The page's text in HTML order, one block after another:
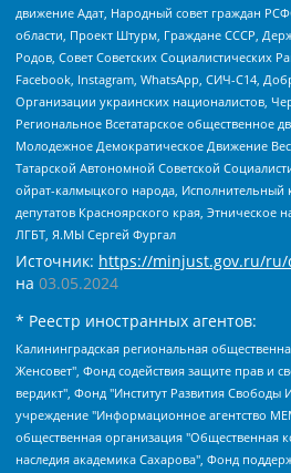
движение Адат, Народный совет граждан
области, Проект Штурм, Граждане СССР,
Родов, Совет Советских Социалистических
Facebook, Instagram, WhatsApp, СИЧ-С14,
Организации украинских националистов,
Региональное Всетатарское общественное
Молодежное Демократическое Движение
Татарской Автономной Советской
ойрат-калмыцкого народа, Исполнительный
депутатов Красноярского края, Этническое
ЛГБТ, Я.МЫ Сергей Фургал
Источник: https://minjust.gov.ru/ru/
на 03.05.2024
* Реестр иностранных агентов:
Калининградская региональная общественная организация "Экозащита!-Женсовет", Фонд содействия защите прав и свобод граждан "Общественный вердикт", Фонд "Институт Развития Свободы Информации", Частное учреждение "Информационное агентство МЕМО. РУ", Региональная общественная организация "Общественная комиссия по сохранению наследия академика Сахарова", Фонд поддержки свободы прессы, Санкт-Петербургская общественная правозащитная организация "Гражданский контроль", Межрегиональная общественная организация "Информационно-просветительский центр "Мемориал", Региональный Фонд "Центр Защиты Прав Средств Массовой Информации", с 05.12.2023 Фонд "Центр Защиты Прав Средств массовой информации", Региональная общественная благотворительная организация помощи беженцам и мигрантам "Гражданское содействие", Негосударственное образовательное учреждение дополнительного профессионального образования (повышение квалификации) специалистов "АКАДЕМИЯ ПО ПРАВАМ ЧЕЛОВЕКА", Свердловская региональная общественная организация "Сутяжник", Автономная некоммерческая организация "Центр независимых социологических исследований", Союз общественных объединений "Российский исследовательский центр по правам человека", Региональное общественное учреждение научно-информационный центр "МЕМОРИАЛ", Некоммерческая организация "Фонд защиты гласности", Автономная некоммерческая организация "Институт прав человека", Городская общественная организация "Екатеринбургское общество "МЕМОРИАЛ", Городская общественная организация "Рязанское историко-просветительское и правозащитное общество "Мемориал" (Рязанский Мемориал), Челябинский региональный орган общественной самодеятельности – женское общественное объединение "Женщины Евразии", Челябинский региональный орган общественной самодеятельности "Уральская правозащитная группа", Фонд содействия защите здоровья и социальной справедливости имени Андрея Рылькова, Автономная Некоммерческая Организация "Аналитический Центр Юрия Левады", Автономная некоммерческая организация социальной поддержки населения "Проект Апрель", Региональная общественная организация помощи женщинам и детям, находящимся в кризисной ситуации "Информационно-методический центр "Анна", Фонд содействия развитию массовых коммуникаций и правовому просвещению "Так-так-Так", Фонд содействия устойчивому развитию "Серебряная тайга", Свердловский региональный общественный фонд социальных проектов "Новое время", "Idel.Реалии", Кавказ.Реалии, Крым.Реалии, Телеканал Настоящее Время, Татаро-башкирская служба Радио Свобода (Azatliq Radiosi), Радио Свободная Европа/Радио Свобода (PCE/PC), "Сибирь.Реалии", "Фактограф", Благотворительный фонд помощи осужденным и их семьям, Автономная некоммерческая организация "Институт глобализации и социальных движений", Фонд "В защиту прав заключенных", Частное учреждение "Центр поддержки и содействия развитию средств массовой информации", Пензенский региональный общественный благотворительный фонд "Гражданский союз", "Север.Реалии", Некоммерческая организация Фонд "Правовая инициатива", Общество с ограниченной ответственностью "Радио Свободная Европа/Радио Свобода", Чешское информационное агентство "MEDIUM-ORIENT", Красноярская региональная общественная организация "Мы против СПИДа", Камалягин Денис Николаевич, Маркелов Сергей Евгеньевич, Пономарев Лев Александрович, Савицкая Людмила Алексеевна, Автономная некоммерческая организация "Центр по работе с проблемой насилия "НАСИЛИЮ.НЕТ", Межрегиональный профессиональный союз работников здравоохранения "Альянс врачей", Юридическое лицо, зарегистрированное в Латвийской Республике, SIA "Medusa Project" (регистрационный номер 40103797863, дата регистрации 10.06.2014), Некоммерческая организация "Фонд по борьбе с коррупцией", Автономная некоммерческая организация "Институт права и публичной политики", Баданин Роман Сергеевич, Гликин Максим Александрович, Железнова Мария Михайловна, Лукьянова Юлия Сергеевна, Маетная Елизавета Витальевна, Маняхин Петр Борисович, Чуракова Ольга Владимировна, Ярош Юлия Петровна, Юридическое лицо "The Insider SIA", зарегистрированное в Риге, Латвийская Республика (дата регистрации 26.06.2015), являющееся администратором доменного имени интернет-издания "The Insider SIA", https://theins.ru, Постернак Алексей Евгеньевич, Рубин Михаил Аркадьевич, Анин Роман Александрович, Юридическое лицо Istories fonds, зарегистрированное в Латвийской Республике (регистрационный номер 50008295751, дата регистрации 24.02.2020), Великовский Дмитрий Александрович, Долинина Ирина Николаевна, Мароховская Алеся Алексеевна, Шлейнов Роман Юрьевич, Шмагун Олеся Валентиновна, Общество с ограниченной ответственностью "Альтаир 2021", Общество с ограниченной ответственностью "Вега 2021", Общество с ограниченной ответственностью "Главный редактор 2021", Общество с ограниченной ответственностью "Ромашки монолит", Важенков Артем Валерьевич, Ивановская областная общественная организация "Центр гендерных исследований", Гурман Юрий Альбертович, Медиапроект "ОВД-Инфо", Егоров Владимир Владимирович, Жилинский Владимир Александрович, Общество с ограниченной ответственностью "ЗП", Иванова София Юрьевна, Карезина Инна Павловна, Кильтау Екатерина Викторовна, Петров Алексей Викторович, Пискунов Сергей Евгеньевич, Смирнов Сергей Сергеевич, Тихонов Михаил Сергеевич, Общество с ограниченной ответственностью "ЖУРНАЛИСТ-ИНОСТРАННЫЙ АГЕНТ", Арапова Галина Юрьевна, Вольтская Татьяна Анатольевна, Американская компания "Mason G.E.S. Anonymous Foundation" (США), являющаяся владельцем интернет-издания https://mnews.world/, Компания "Stichting Bellingcat", зарегистрированная в Нидерландах (дата регистрации 11.07.2018), Захаров Андрей Вячеславович, Клепиковская Екатерина Дмитриевна, Общество с ограниченной ответственностью "МЕМО", Перл Роман Александрович, Симонов Евгений Алексеевич, Соловьева Елена Анатольевна, Сотников Даниил Владимирович, Сурначева Елизавета Дмитриевна, Автономная некоммерческая организация по защите прав человека и информированию населения "Якутия – Наше Мнение", Общество с ограниченной ответственностью "Москоу диджитал медиа", с 26.01.2023